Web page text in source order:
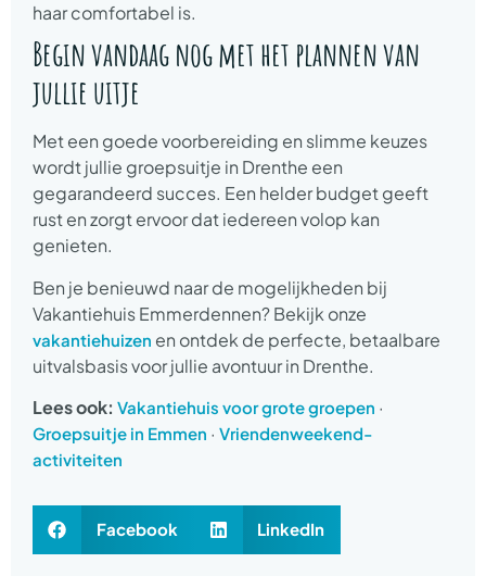
haar comfortabel is.
Begin vandaag nog met het plannen van
jullie uitje
Met een goede voorbereiding en slimme keuzes
wordt jullie groepsuitje in Drenthe een
gegarandeerd succes. Een helder budget geeft
rust en zorgt ervoor dat iedereen volop kan
genieten.
Ben je benieuwd naar de mogelijkheden bij
Vakantiehuis Emmerdennen? Bekijk onze
vakantiehuizen en ontdek de perfecte, betaalbare
uitvalsbasis voor jullie avontuur in Drenthe.
Lees ook: Vakantiehuis voor grote groepen ·
Groepsuitje in Emmen · Vriendenweekend-
activiteiten
Facebook LinkedIn